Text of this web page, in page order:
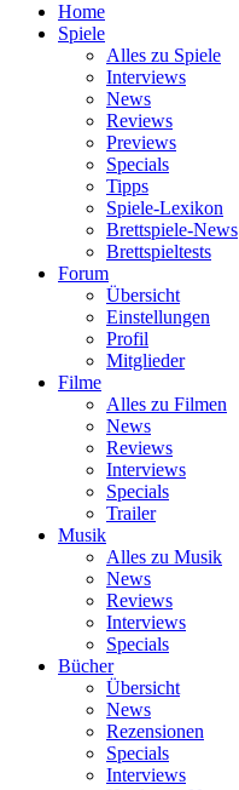
Home
Spiele
Alles zu Spiele
Interviews
News
Reviews
Previews
Specials
Tipps
Spiele-Lexikon
Brettspiele-News
Brettspieltests
Forum
Übersicht
Einstellungen
Profil
Mitglieder
Filme
Alles zu Filmen
News
Reviews
Interviews
Specials
Trailer
Musik
Alles zu Musik
News
Reviews
Interviews
Specials
Bücher
Übersicht
News
Rezensionen
Specials
Interviews